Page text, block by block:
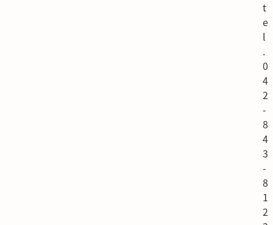
t
e
l
.
0
4
2
-
8
4
3
-
8
1
2